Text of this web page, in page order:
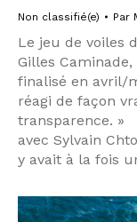
Non classifié(e) Par
Le jeu de voiles
Gilles
finalisé en avril/
réagi de façon
transparence. »
avec Sylvain
y avait à la fois